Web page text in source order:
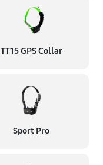
TT15 GPS Collar
Sport Pro